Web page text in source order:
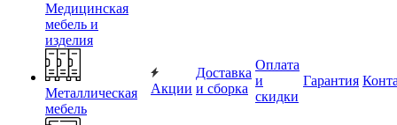
Медицинская
мебель и
изделия
Металлическая
мебель
Акции
Доставка
и сборка
Оплата
и
скидки
Гарантия